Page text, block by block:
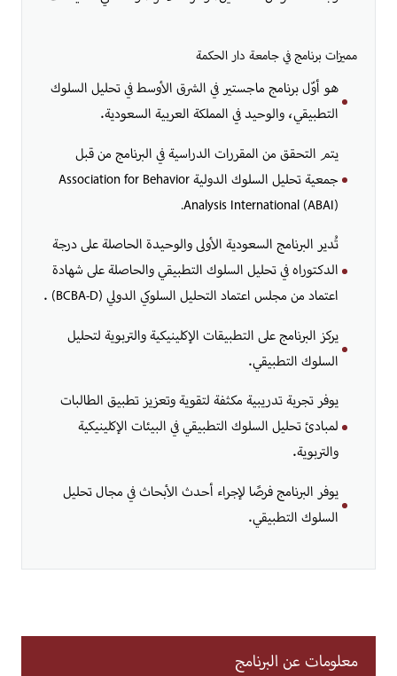
مميزات برنامج في جامعة دار الحكمة
هو أوّل برنامج ماجستير في الشرق الأوسط في تحليل السلوك
التطبيقي، والوحيد في المملكة العربية السعودية.
يتم التحقق من المقررات الدراسية في البرنامج من قبل
جمعية تحليل السلوك الدولية Association for Behavior
Analysis International (ABAI).
تُدير البرنامج السعودية الأولى والوحيدة الحاصلة على درجة
الدكتوراه في تحليل السلوك التطبيقي والحاصلة على شهادة
اعتماد من مجلس اعتماد التحليل السلوكي الدولي (BCBA-D) .
يركز البرنامج على التطبيقات الإكلينيكية والتربوية لتحليل
السلوك التطبيقي.
يوفر تجربة تدريبية مكثفة لتقوية وتعزيز تطبيق الطالبات
لمبادئ تحليل السلوك التطبيقي في البيئات الإكلينيكية
والتربوية.
يوفر البرنامج فرصًا لإجراء أحدث الأبحاث في مجال تحليل
السلوك التطبيقي.
معلومات عن البرنامج